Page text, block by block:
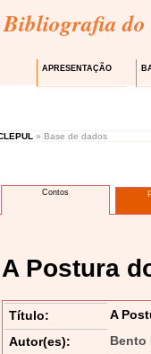
Bibliografia do
APRESENTAÇÃO
» Base de dados
Contos
A Postura
Título:
A
Autor(es):
Bento